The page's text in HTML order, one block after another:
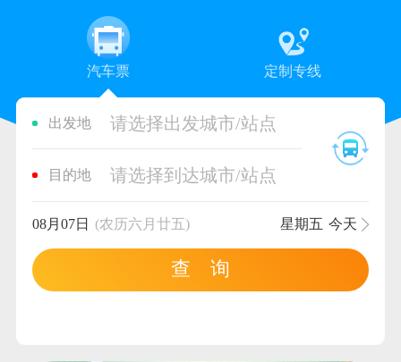
汽车票 定制专线
出发地 请选择出发城市/站点
目的地 请选择到达城市/站点
08月07日 (农历六月廿五) 星期五 今天
查 询